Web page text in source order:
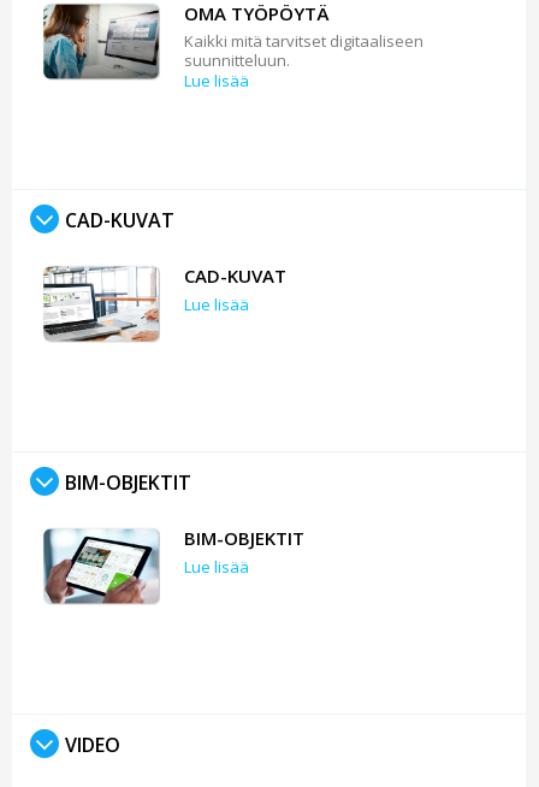
OMA TYÖPÖYTÄ
Kaikki mitä tarvitset digitaaliseen
suunnitteluun.
Lue lisää
CAD-KUVAT
CAD-KUVAT
Lue lisää
BIM-OBJEKTIT
BIM-OBJEKTIT
Lue lisää
VIDEO